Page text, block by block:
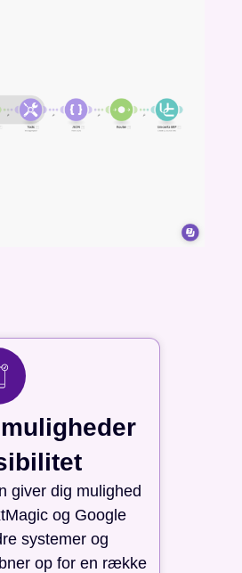
giver dig mulighed
og Google
systemer og
op for en række